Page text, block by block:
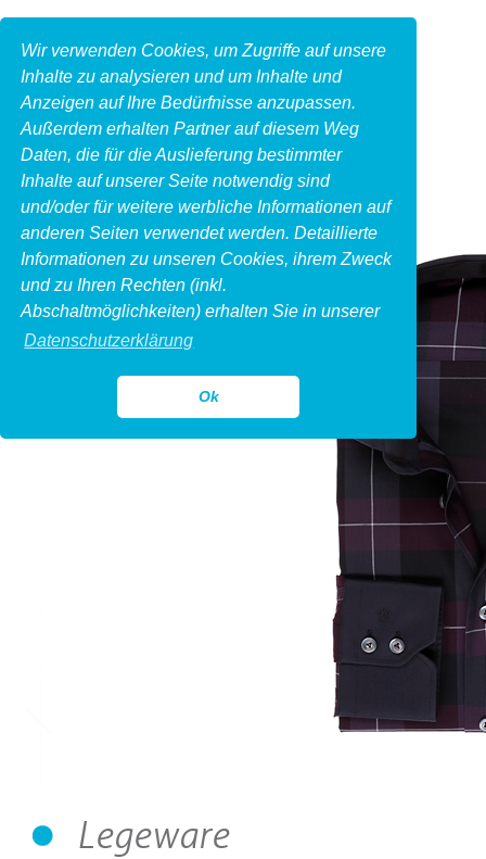
Wir verwenden Cookies, um Zugriffe auf unsere
Inhalte zu analysieren und um Inhalte und
Anzeigen auf Ihre Bedürfnisse anzupassen.
Außerdem erhalten Partner auf diesem Weg
Daten, die für die Auslieferung bestimmter
Inhalte auf unserer Seite notwendig sind
und/oder für weitere werbliche Informationen auf
anderen Seiten verwendet werden. Detaillierte
Informationen zu unseren Cookies, ihrem Zweck
und zu Ihren Rechten (inkl.
Abschaltmöglichkeiten) erhalten Sie in unserer
Datenschutzerklärung
Ok
Legeware